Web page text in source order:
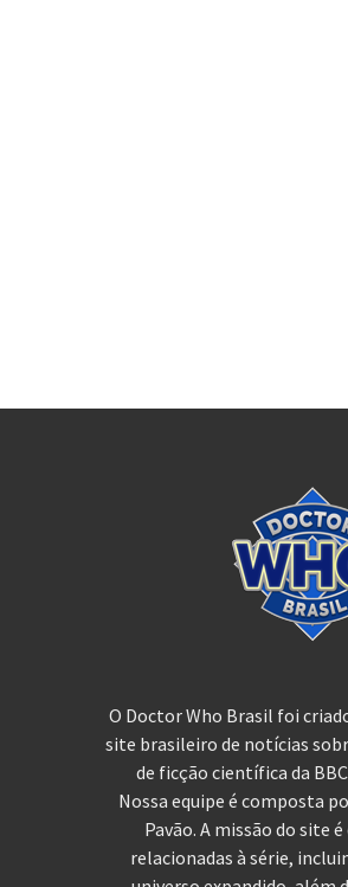
O Doctor Who Brasil foi
site brasileiro de notícias
de ficção científica da
Nossa equipe é composta
Pavão. A missão do site
relacionadas à série,